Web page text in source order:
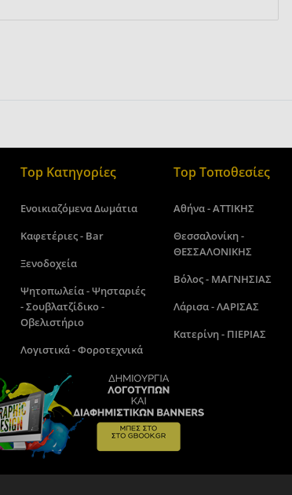
Top Κατηγορίες
Ενοικιαζόμενα Δωμάτια
Καφετέριες - Bar
Ξενοδοχεία
Ψητοπωλεία - Ψησταριές
- Σουβλατζίδικο -
Οβελιστήριο
Λογιστικά - Φοροτεχνικά
Top Τοποθεσίες
Αθήνα - ΑΤΤΙΚΗΣ
Θεσσαλονίκη -
ΘΕΣΣΑΛΟΝΙΚΗΣ
Βόλος - ΜΑΓΝΗΣΙΑΣ
Λάρισα - ΛΑΡΙΣΑΣ
Κατερίνη - ΠΙΕΡΙΑΣ